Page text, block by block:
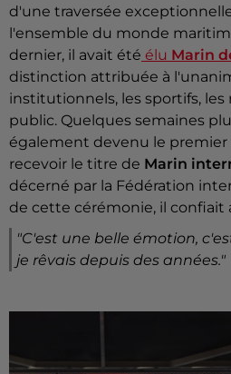
d'une traversée
l'ensemble du monde
dernier, il avait été élu Marin
distinction attribuée à
institutionnels, les sportifs, les
public. Quelques semaines
également devenu le premier
recevoir le titre de Marin
décerné par la Fédération
de cette cérémonie, il confiait
"C'est une belle émotion,
je rêvais depuis des années."